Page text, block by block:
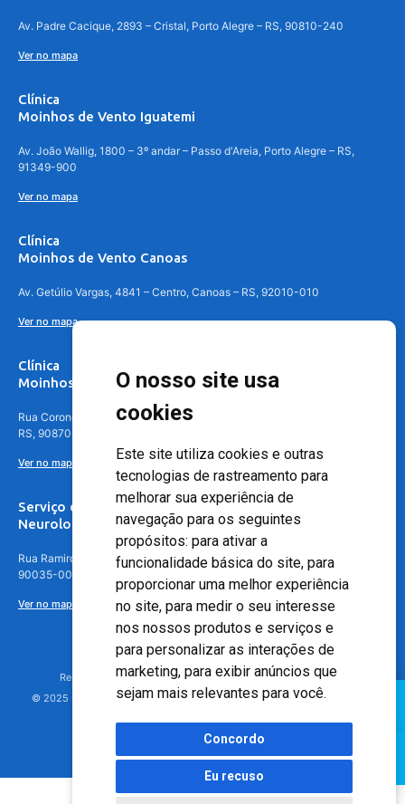
O nosso site usa
cookies
Este site utiliza cookies e outras
tecnologias de rastreamento para
melhorar sua experiência de
navegação para os seguintes
propósitos: para ativar a
funcionalidade básica do site, para
proporcionar uma melhor experiência
no site, para medir o seu interesse
nos nossos produtos e serviços e
para personalizar as interações de
marketing, para exibir anúncios que
sejam mais relevantes para você.
Concordo
Eu recuso
Av. Padre Cacique, 2893 – Cristal, Porto Alegre – RS, 90810-240
Ver no mapa
Clínica
Moinhos de Vento Iguatemi
Av. João Wallig, 1800 – 3º andar – Passo d'Areia, Porto Alegre – RS,
91349-900
Ver no mapa
Clínica
Moinhos de Vento Canoas
Av. Getúlio Vargas, 4841 – Centro, Canoas – RS, 92010-010
Ver no mapa
Clínica
Moinhos de Vento - Teresópolis
Rua Coronel Aparício Borges, 250 - 3º andar - Teresópolis, Porto Alegre -
RS, 90870-016
Ver no mapa
Serviço de
Neurologia
Rua Ramiro Barcelos, 630 – 5º andar – Floresta, Porto Alegre – RS,
90035-001
Ver no mapa
Responsável Técnico: Dr. Luiz Antonio Nasi - CREMERS 11217
© 2025 - Hospital Moinhos de Vento - Registro Empresa (CRM-RS): 425